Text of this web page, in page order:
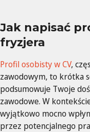
Jak napisać
fryzjera
Profil osobisty w CV,
zawodowym, to krótka
podsumowuje Twoje
zawodowe. W
wyjątkowo mocno
przez potencjalnego